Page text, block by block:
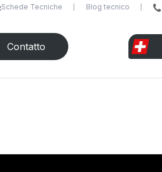
Schede Tecniche Blog tecnico
Contatto